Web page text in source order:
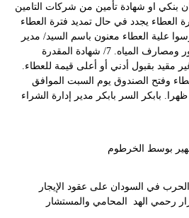
او شهادة تأمين من شركات التامين
العطاء يجدد في حال تمديد فترة العطاء
لمن يرسوا علية العطاء معنون باسم السيد/ مدير
عام هيئة الطرق والجسور ومصارف المياه. 7/ شهادة المقدرة
العام غير مقيد بقبول أدني أو أعلى قيمة للعطاء.
وفتح الصندوق يوم السبت الموافق
السـ12ـاعة ظهرا. بابكر السر بابكر مدير إدارة الشراء
بوسط الخرطوم
في السودان على عقود الإيجار
رحمي الهد المحامي والمستشار